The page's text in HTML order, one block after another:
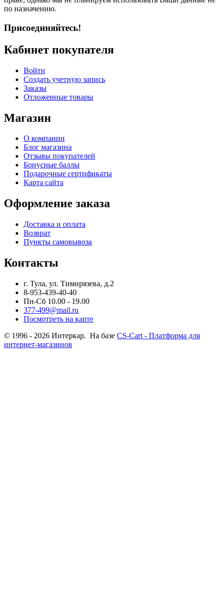
по назначению.
Присоединяйтесь!
Кабинет покупателя
Войти
Создать учетную запись
Заказы
Отложенные товары
Магазин
О компании
Блог магазина
Отзывы покупателей
Бонусные баллы
Подарочные сертификаты
Карта сайта
Оформление заказа
Доставка и оплата
Возврат
Пункты самовывоза
Контакты
г. Тула, ул. Тимирязева, д.2
8-953-439-40-40
Пн-Сб 10.00 - 19.00
377-499@mail.ru
Посмотреть на карте
© 1996 - 2026 Интеркар. На базе CS-Cart - Платформа для
интернет-магазинов